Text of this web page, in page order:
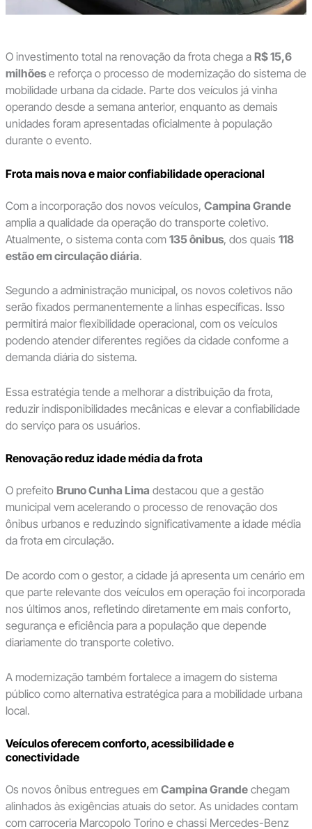
O investimento total na renovação da frota chega a R$ 15,6
milhõese reforça o processo de modernização do sistema de
mobilidade urbana da cidade. Parte dos veículos já vinha
operando desde a semana anterior, enquanto as demais
unidades foram apresentadas oficialmente à população
durante o evento.
Frota mais nova e maior confiabilidade operacional
Com a incorporação dos novos veículos, Campina Grande
amplia a qualidade da operação do transporte coletivo.
Atualmente, o sistema conta com 135 ônibus, dos quais 118
estão em circulação diária.
Segundo a administração municipal, os novos coletivos não
serão fixados permanentemente a linhas específicas. Isso
permitirá maior flexibilidade operacional, com os veículos
podendo atender diferentes regiões da cidade conforme a
demanda diária do sistema.
Essa estratégia tende a melhorar a distribuição da frota,
reduzir indisponibilidades mecânicas e elevar a confiabilidade
do serviço para os usuários.
Renovação reduz idade média da frota
O prefeito Bruno Cunha Lima destacou que a gestão
municipal vem acelerando o processo de renovação dos
ônibus urbanos e reduzindo significativamente a idade média
da frota em circulação.
De acordo com o gestor, a cidade já apresenta um cenário em
que parte relevante dos veículos em operação foi incorporada
nos últimos anos, refletindo diretamente em mais conforto,
segurança e eficiência para a população que depende
diariamente do transporte coletivo.
A modernização também fortalece a imagem do sistema
público como alternativa estratégica para a mobilidade urbana
local.
Veículos oferecem conforto, acessibilidade e
conectividade
Os novos ônibus entregues em Campina Grandechegam
alinhados às exigências atuais do setor. As unidades contam
com carroceria Marcopolo Torino e chassi Mercedes-Benz